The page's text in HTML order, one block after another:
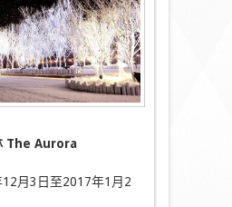
The Aurora
12月3日至2017年1月2